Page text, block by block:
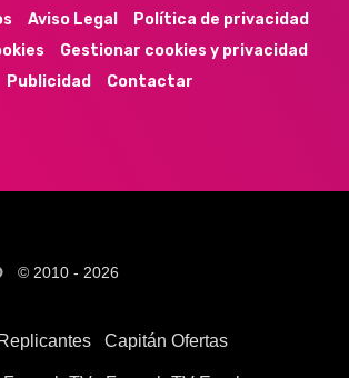
Aviso Legal
Política de privacidad
Gestionar cookies y privacidad
Publicidad
Contactar
© 2010 - 2026
Capitán Ofertas